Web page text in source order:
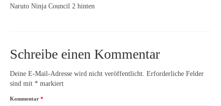
Naruto Ninja Council 2 hinten
Schreibe einen Kommentar
Deine E-Mail-Adresse wird nicht veröffentlicht. Erforderliche Felder
sind mit * markiert
Kommentar *